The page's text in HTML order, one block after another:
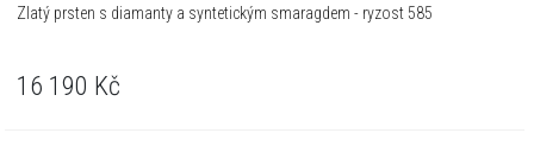
Zlatý prsten s diamanty a syntetickým smaragdem - ryzost 585
16 190 Kč